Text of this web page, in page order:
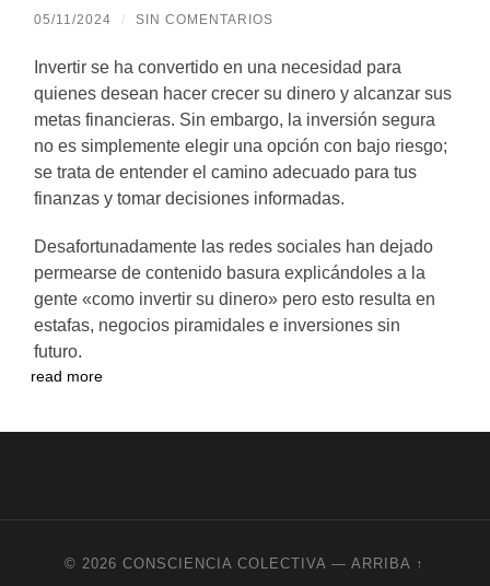
05/11/2024 / SIN COMENTARIOS
Invertir se ha convertido en una necesidad para
quienes desean hacer crecer su dinero y alcanzar sus
metas financieras. Sin embargo, la inversión segura
no es simplemente elegir una opción con bajo riesgo;
se trata de entender el camino adecuado para tus
finanzas y tomar decisiones informadas.
Desafortunadamente las redes sociales han dejado
permearse de contenido basura explicándoles a la
gente «como invertir su dinero» pero esto resulta en
estafas, negocios piramidales e inversiones sin
futuro.
read more
© 2026CONSCIENCIA COLECTIVA —ARRIBA ↑